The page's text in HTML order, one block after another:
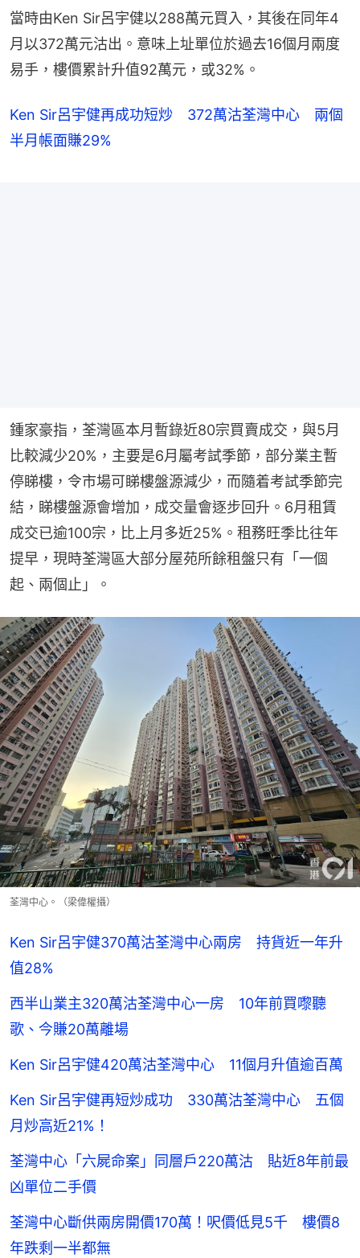
當時由Ken Sir呂宇健以288萬元買入，其後在同年4
月以372萬元沽出。意味上址單位於過去16個月兩度
易手，樓價累計升值92萬元，或32%。
Ken Sir呂宇健再成功短炒 372萬沽荃灣中心 兩個
半月帳面賺29%
鍾家豪指，⁠荃灣區本月暫錄近80宗買賣成交，與5月
比較減少20%，主要是6月屬考試季節，部分業主暫
停睇樓，令市場可睇樓盤源減少，而隨着考試季節完
結，睇樓盤源會增加，成交量會逐步回升。6月租賃
成交已逾100宗，比上月多近25%。租務旺季比往年
提早，現時荃灣區大部分屋苑所餘租盤只有「一個
起、兩個止」。
荃灣中心。（梁偉權攝）
Ken Sir呂宇健370萬沽荃灣中心兩房 持貨近一年升
值28%
西半山業主320萬沽荃灣中心一房 10年前買嚟聽
歌、今賺20萬離場
Ken Sir呂宇健420萬沽荃灣中心 11個月升值逾百萬
Ken Sir呂宇健再短炒成功 330萬沽荃灣中心 五個
月炒高近21%！
荃灣中心「六屍命案」同層戶220萬沽 貼近8年前最
凶單位二手價
荃灣中心斷供兩房開價170萬！呎價低見5千 樓價8
年跌剩一半都無